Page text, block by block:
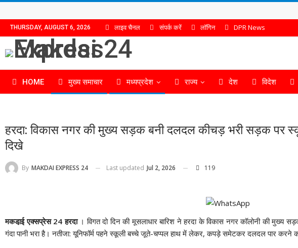
THURSDAY, AUGUST 6, 2026 लाइव चैनल संपर्क करें लॉगिन DPR News
HOME मुख्य समाचार मध्यप्रदेश राज्य देश विदेश
हरदा: विकास नगर की मुख्य सड़क बनी दलदल कीचड़ भरी सड़क पर
दिखे
By MAKDAI EXPRESS 24 Last updated Jul 2, 2026 119
मकडा़ई एक्सप्रेस 24 हरदा। विगत दो दिन की मूसलाधार बारिश ने हरदा के विकास नगर कॉलोनी की
गंदा पानी भरा है। नतीजा: यूनिफॉर्म पहने स्कूली बच्चे जूते-चप्पल हाथ में लेकर, कपड़े समेटकर दलदल पार करने